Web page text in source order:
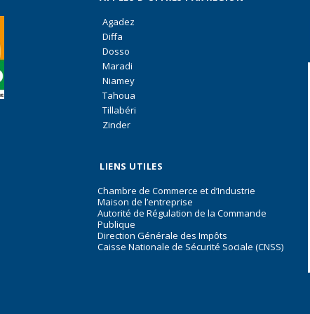
Agadez
Diffa
Dosso
Maradi
Niamey
Tahoua
Tillabéri
Zinder
LIENS UTILES
Chambre de Commerce et d’Industrie
Maison de l’entreprise
Autorité de Régulation de la Commande
Publique
Direction Générale des Impôts
Caisse Nationale de Sécurité Sociale (CNSS)